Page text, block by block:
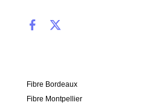
Fibre Bordeaux
Fibre Montpellier